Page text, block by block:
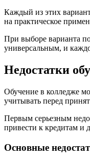
Каждый из этих
на практическое
При выборе варианта
универсальным, и
Недостатки
Обучение в колледже
учитывать перед
Первым серьезным
привести к кредитам и
Основные